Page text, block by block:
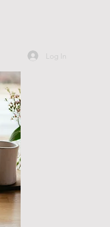
Log In